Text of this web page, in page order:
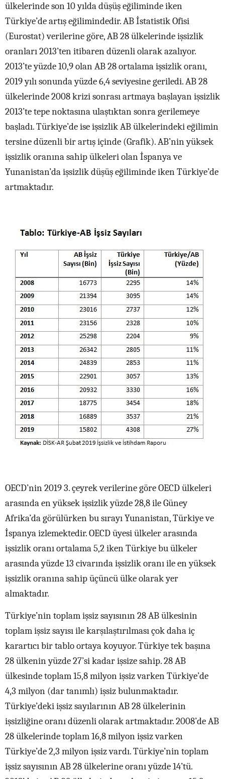
ülkelerinde son 10 yılda düşüş eğiliminde iken
Türkiye’de artış eğilimindedir. AB İstatistik Ofisi
(Eurostat) verilerine göre, AB 28 ülkelerinde işsizlik
oranları 2013’ten itibaren düzenli olarak azalıyor.
2013’te yüzde 10,9 olan AB 28 ortalama işsizlik oranı,
2019 yılı sonunda yüzde 6,4 seviyesine geriledi. AB 28
ülkelerinde 2008 krizi sonrası artmaya başlayan işsizlik
2013’te tepe noktasına ulaştıktan sonra gerilemeye
başladı. Türkiye’de ise işsizlik AB ülkelerindeki eğilimin
tersine düzenli bir artış içinde (Grafik). AB’nin yüksek
işsizlik oranına sahip ülkeleri olan İspanya ve
Yunanistan’da işsizlik düşüş eğiliminde iken Türkiye’de
artmaktadır.
OECD’nin 2019 3. çeyrek verilerine göre OECD ülkeleri
arasında en yüksek işsizlik yüzde 28,8 ile Güney
Afrika’da görülürken bu sırayı Yunanistan, Türkiye ve
İspanya izlemektedir. OECD üyesi ülkeler arasında
işsizlik oranı ortalama 5,2 iken Türkiye bu ülkeler
arasında yüzde 13 civarında işsizlik oranı ile en yüksek
işsizlik oranına sahip üçüncü ülke olarak yer
almaktadır.
Türkiye’nin toplam işsiz sayısının 28 AB ülkesinin
toplam işsiz sayısı ile karşılaştırılması çok daha iç
karartıcı bir tablo ortaya koyuyor. Türkiye tek başına
28 ülkenin yüzde 27’si kadar işsize sahip. 28 AB
ülkesinde toplam 15,8 milyon işsiz varken Türkiye’de
4,3 milyon (dar tanımlı) işsiz bulunmaktadır.
Türkiye’deki işsiz sayılarının AB 28 ülkelerinin
işsizliğine oranı düzenli olarak artmaktadır. 2008’de AB
28 ülkelerinde toplam 16,8 milyon işsiz varken
Türkiye’de 2,3 milyon işsiz vardı. Türkiye’nin toplam
işsiz sayısının AB 28 ülkelerine oranı yüzde 14’tü.